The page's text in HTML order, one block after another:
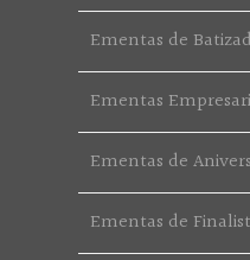
Ementas de
Ementas
Ementas de
Ementas de